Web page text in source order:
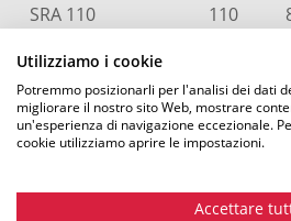
Utilizziamo i cookie
Potremmo posizionarli per l'analisi dei dati
migliorare il nostro sito Web, mostrare
un'esperienza di navigazione eccezionale.
cookie utilizziamo aprire le impostazioni.
Accettare
SRA 110 110
SRA 140 140
90